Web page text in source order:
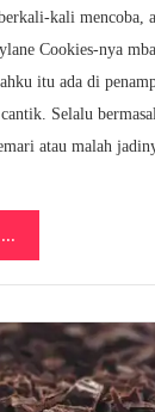
kali mencoba,
Cookies-nya
itu ada di
Selalu
atau malah